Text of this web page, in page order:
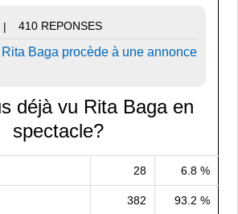
| 410 REPONSES
Baga procède à une annonce
déjà vu Rita Baga en
spectacle?
28 6.8 %
382 93.2 %